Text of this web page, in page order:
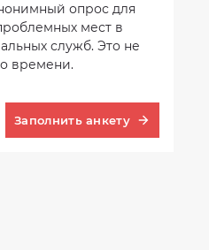
опрос для
мест в
служб. Это не
времени.
Заполнить анкету